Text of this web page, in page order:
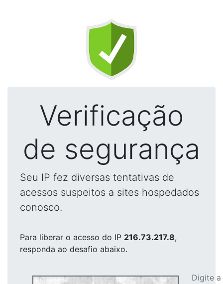
Verificação
de segurança
Seu IP fez diversas tentativas de
acessos suspeitos a sites hospedados
conosco.
Para liberar o acesso do IP 216.73.217.8,
responda ao desafio abaixo.
Digite